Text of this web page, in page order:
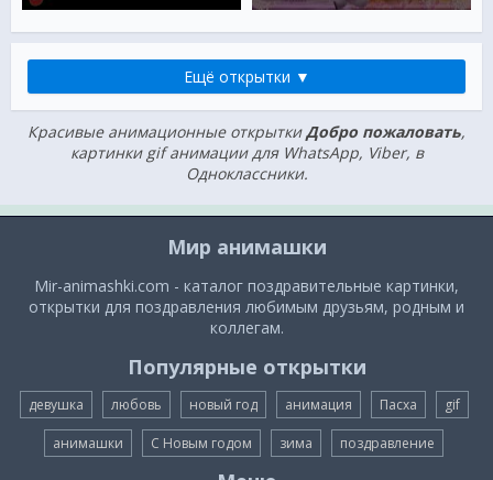
Ещё открытки ▼
Красивые анимационные открыткиДобро пожаловать,
картинки gif анимации для WhatsApp, Viber, в
Одноклассники.
Мир анимашки
Mir-animashki.com - каталог поздравительные картинки,
открытки для поздравления любимым друзьям, родным и
коллегам.
Популярные открытки
девушка любовь новый год анимация Пасха gif
анимашки С Новым годом зима поздравление